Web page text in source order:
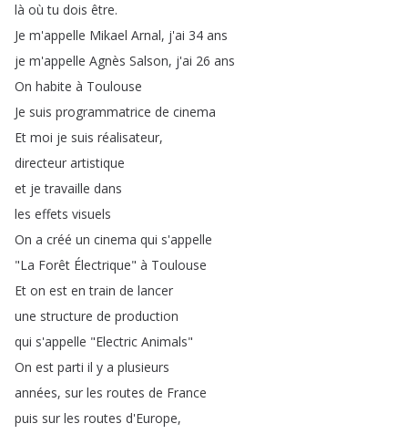
là où tu dois être.
Je m'appelle Mikael Arnal, j'ai 34 ans
je m'appelle Agnès Salson, j'ai 26 ans
On habite à Toulouse
Je suis programmatrice de cinema
Et moi je suis réalisateur,
directeur artistique
et je travaille dans
les effets visuels
On a créé un cinema qui s'appelle
"La Forêt Électrique" à Toulouse
Et on est en train de lancer
une structure de production
qui s'appelle "Electric Animals"
On est parti il y a plusieurs
années, sur les routes de France
puis sur les routes d'Europe,